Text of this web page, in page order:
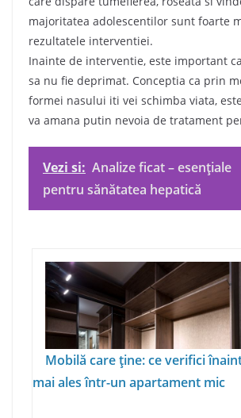
majoritatea adolescentilor sunt foarte
rezultatele interventiei.
Inainte de interventie, este important
sa nu fie deprimat. Conceptia ca prin
formei nasului iti vei schimba viata,
va amana putin nevoia de tratament
Vezi si: Analize ficat – esențiale
pentru sănătatea hepatică
Mobilă care ține: ce verifici
mai ales într-un apartament mic